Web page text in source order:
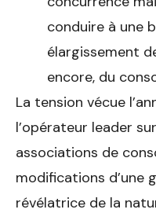
conduire à une
élargissement
encore, du
La tension vécue
l’opérateur leader
associations de
modifications d’une
révélatrice de la